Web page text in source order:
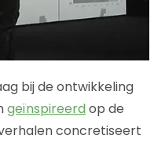
bij de ontwikkeling
geïnspireerd op de
concretiseert